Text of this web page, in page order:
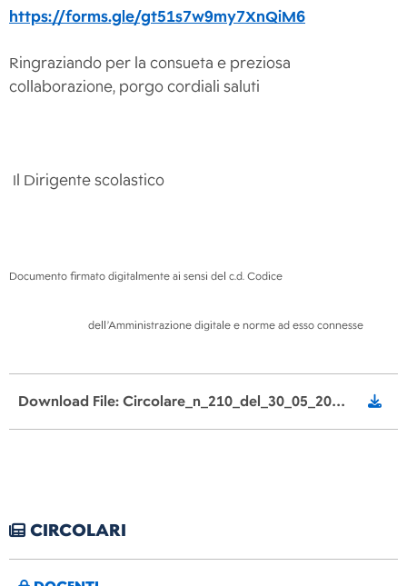
https://forms.gle/gt51s7w9my7XnQiM6
Ringraziando per la consueta e preziosa
collaborazione, porgo cordiali saluti
Il Dirigente scolastico
Documento firmato digitalmente ai sensi del c.d. Codice
dell’Amministrazione digitale e norme ad esso connesse
Download File: Circolare_n_210_del_30_05_2026_Progetto_di_orientamento_settembre2026.pdf
CIRCOLARI